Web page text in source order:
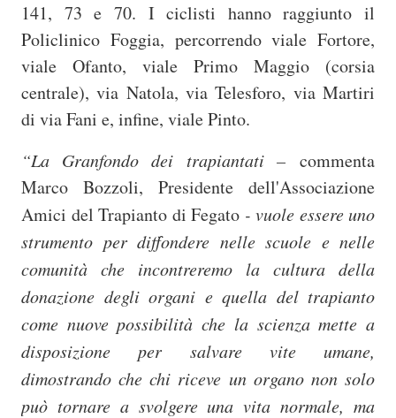
141, 73 e 70. I ciclisti hanno raggiunto il
Policlinico Foggia, percorrendo viale Fortore,
viale Ofanto, viale Primo Maggio (corsia
centrale), via Natola, via Telesforo, via Martiri
di via Fani e, infine, viale Pinto.
“La Granfondo dei trapiantati – commenta
Marco Bozzoli, Presidente dell'Associazione
Amici del Trapianto di Fegato - vuole essere uno
strumento per diffondere nelle scuole e nelle
comunità che incontreremo la cultura della
donazione degli organi e quella del trapianto
come nuove possibilità che la scienza mette a
disposizione per salvare vite umane,
dimostrando che chi riceve un organo non solo
può tornare a svolgere una vita normale, ma